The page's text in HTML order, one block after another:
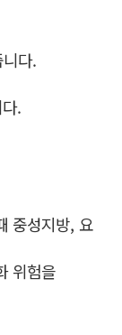
다.
.
중성지방, 요
위험을